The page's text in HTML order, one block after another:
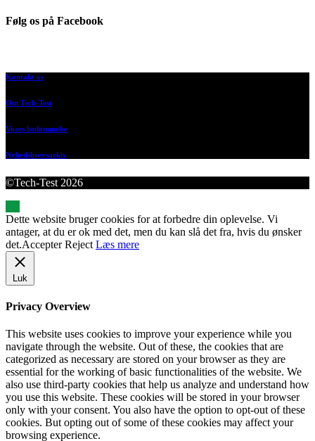
Følg os på Facebook
Kontakt os
Om Tech-Test
Vores bedømmelse
Nyhedsbrevsarkiv
©Tech-Test 2026
Dette website bruger cookies for at forbedre din oplevelse. Vi
antager, at du er ok med det, men du kan slå det fra, hvis du ønsker
det.Accepter Reject Læs mere
Luk
Privacy Overview
This website uses cookies to improve your experience while you
navigate through the website. Out of these, the cookies that are
categorized as necessary are stored on your browser as they are
essential for the working of basic functionalities of the website. We
also use third-party cookies that help us analyze and understand how
you use this website. These cookies will be stored in your browser
only with your consent. You also have the option to opt-out of these
cookies. But opting out of some of these cookies may affect your
browsing experience.